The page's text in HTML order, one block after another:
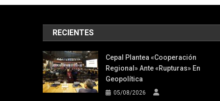
RECIENTES
Cepal Plantea «cooperación
Regional» Ante «rupturas» En
Geopolítica
05/08/2026